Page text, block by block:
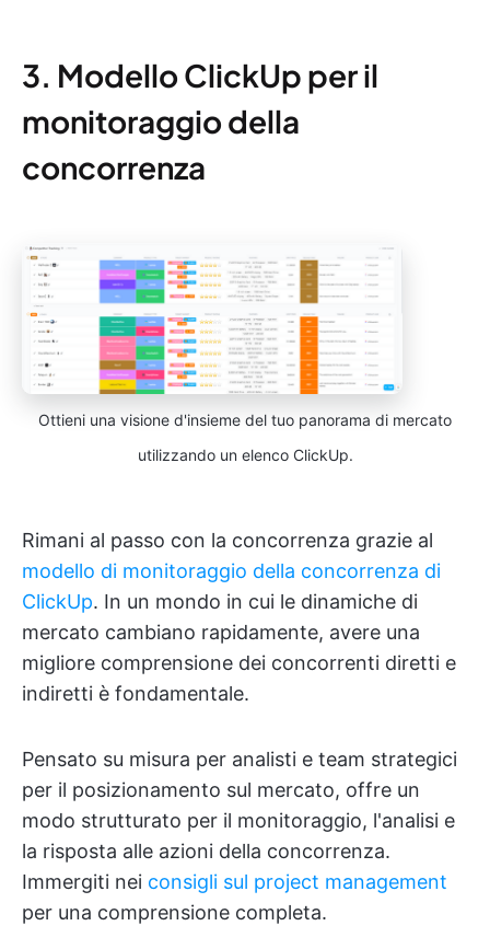
3. Modello ClickUp per il
monitoraggio della
concorrenza
Ottieni una visione d'insieme del tuo panorama di mercato
utilizzando un elenco ClickUp.
Rimani al passo con la concorrenza grazie al
modello di monitoraggio della concorrenza di
ClickUp. In un mondo in cui le dinamiche di
mercato cambiano rapidamente, avere una
migliore comprensione dei concorrenti diretti e
indiretti è fondamentale.
Pensato su misura per analisti e team strategici
per il posizionamento sul mercato, offre un
modo strutturato per il monitoraggio, l'analisi e
la risposta alle azioni della concorrenza.
Immergiti nei consigli sul project management
per una comprensione completa.